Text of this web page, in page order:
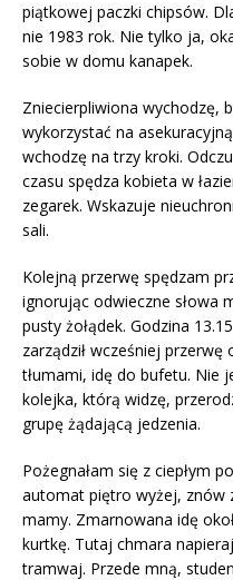
piątkowej paczki chipsów.
nie 1983 rok. Nie tylko ja,
sobie w domu kanapek.
Zniecierpliwiona wychodzę,
wykorzystać na
wchodzę na trzy kroki.
czasu spędza kobieta w
zegarek. Wskazuje
sali.
Kolejną przerwę spędzam
ignorując odwieczne słowa
pusty żołądek. Godzina
zarządził wcześniej
tłumami, idę do bufetu. Nie
kolejka, którą widzę,
grupę żądającą jedzenia.
Pożegnałam się z ciepłym
automat piętro wyżej, znów
mamy. Zmarnowana idę
kurtkę. Tutaj chmara
tramwaj. Przede mną,